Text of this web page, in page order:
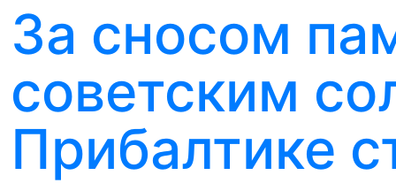
За сносом
советским
Прибалтике